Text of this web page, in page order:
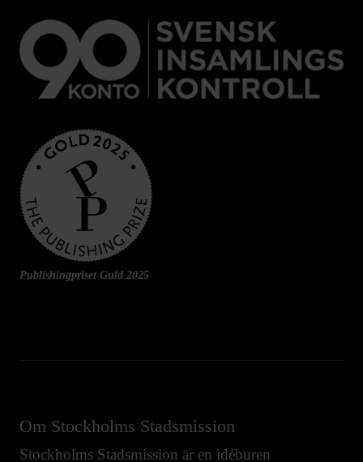
Publishingpriset Guld 2025
Om Stockholms Stadsmission
Stockholms Stadsmission är en idéburen